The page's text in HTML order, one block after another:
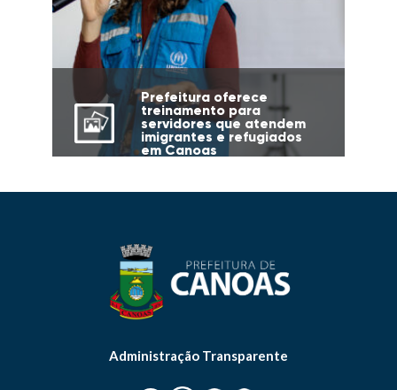
Prefeitura oferece
treinamento para
servidores que atendem
imigrantes e refugiados
em Canoas
Administração Transparente